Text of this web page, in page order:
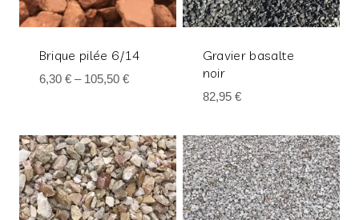
Brique pilée 6/14
6,30 €– 105,50 €
Gravier basalte
noir
82,95 €